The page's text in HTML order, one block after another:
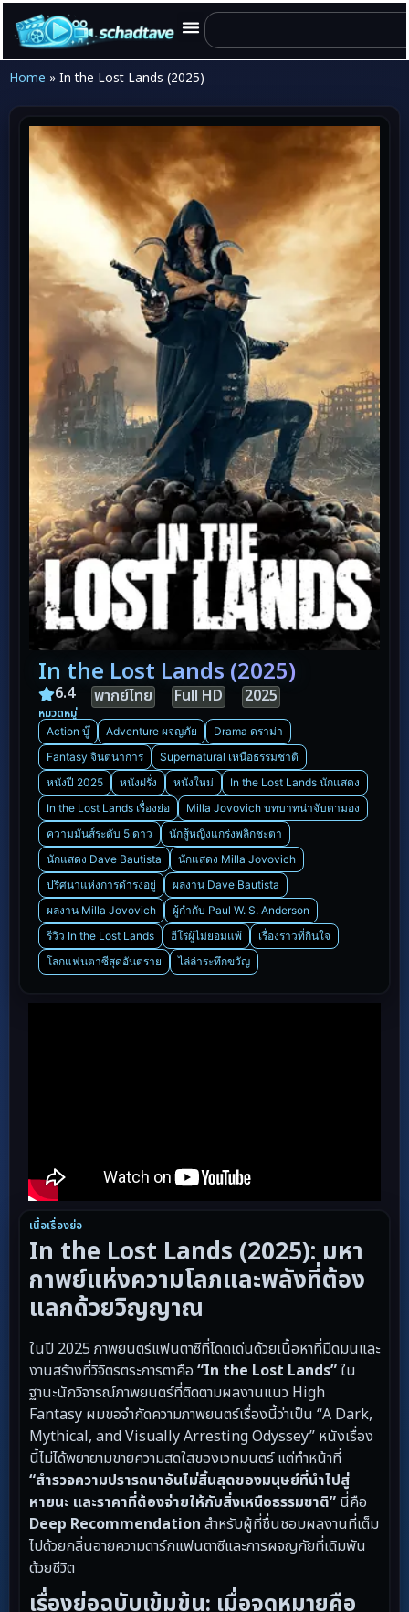
Home » In the Lost Lands (2025)
In the Lost Lands (2025)
6.4 พากย์ไทย Full HD 2025
หมวดหมู่
Action บู๊ Adventure ผจญภัย
Drama ดราม่า
Fantasy จินตนาการ
Supernatural เหนือธรรมชาติ
หนังปี 2025
หนังฝรั่ง หนังใหม่
In the Lost Lands นักแสดง
In the Lost Lands เรื่องย่อ
Milla Jovovich บทบาทน่าจับตามอง
ความมันส์ระดับ 5 ดาว
นักสู้หญิงแกร่งพลิกชะตา
นักแสดง Dave Bautista
นักแสดง Milla Jovovich
ปริศนาแห่งการดำรงอยู่
ผลงาน Dave Bautista
ผลงาน Milla Jovovich
ผู้กำกับ Paul W. S. Anderson
รีวิว In the Lost Lands
ฮีโร่ผู้ไม่ยอมแพ้
เรื่องราวที่กินใจ
โลกแฟนตาซีสุดอันตราย
ไล่ล่าระทึกขวัญ
เนื้อเรื่องย่อ
In the Lost Lands (2025): มหา
กาพย์แห่งความโลภและพลังที่ต้อง
แลกด้วยวิญญาณ
ในปี 2025 ภาพยนตร์แฟนตาซีที่โดดเด่นด้วยเนื้อหาที่มืดมนและ
งานสร้างที่วิจิตรตระการตาคือ “In the Lost Lands”ใน
ฐานะนักวิจารณ์ภาพยนตร์ที่ติดตามผลงานแนว High
Fantasy ผมขอจำกัดความภาพยนตร์เรื่องนี้ว่าเป็น “A Dark,
Mythical, and Visually Arresting Odyssey” หนังเรื่อง
นี้ไม่ได้พยายามขายความสดใสของเวทมนตร์ แต่ทำหน้าที่
“สำรวจความปรารถนาอันไม่สิ้นสุดของมนุษย์ที่นำไปสู่
หายนะ และราคาที่ต้องจ่ายให้กับสิ่งเหนือธรรมชาติ” นี่คือ
Deep Recommendation สำหรับผู้ที่ชื่นชอบผลงานที่เต็ม
ไปด้วยกลิ่นอายความดาร์กแฟนตาซีและการผจญภัยที่เดิมพัน
ด้วยชีวิต
เรื่องย่อฉบับเข้มข้น: เมื่อจุดหมายคือ